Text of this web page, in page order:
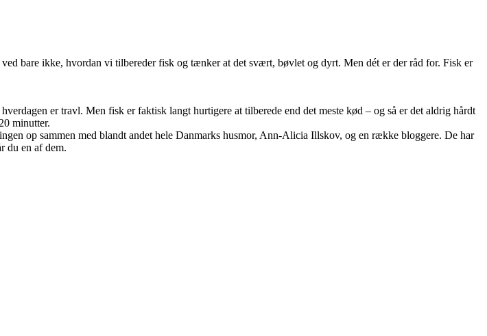
bare ikke, hvordan vi tilbereder fisk og tænker at det svært, bøvlet og dyrt. Men dét er der råd for. Fisk er
er travl. Men fisk er faktisk langt hurtigere at tilberede end det meste kød – og så er det aldrig hårdt
minutter.
op sammen med blandt andet hele Danmarks husmor, Ann-Alicia Illskov, og en række bloggere. De har
du en af dem.